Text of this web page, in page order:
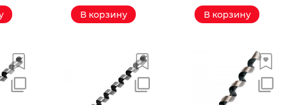
В корзину В корзину